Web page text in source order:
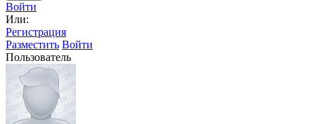
Войти
Или:
Регистрация
Разместить Войти
Пользователь